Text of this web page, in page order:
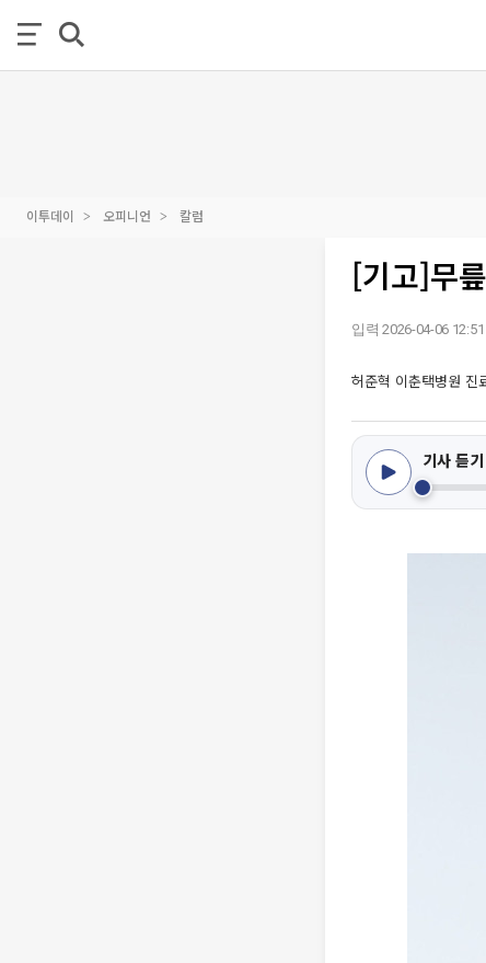
이투데이 오피니언 칼럼
[기고]무
입력 2026-04-06 12:51
허준혁 이춘택병원 진
기사 듣기